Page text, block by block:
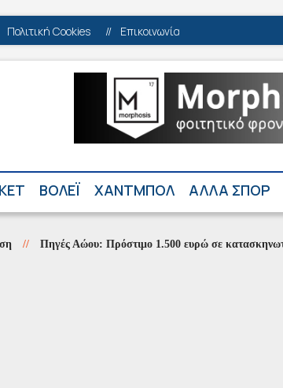
Πολιτική Cookies // Επικοινωνία
ΒΟΛΕΪ ΧΑΝΤΜΠΟΛ ΑΛΛΑ ΣΠΟΡ
Πηγές Αώου: Πρόστιμο 1.500 ευρώ σε κατασκηνωτή //